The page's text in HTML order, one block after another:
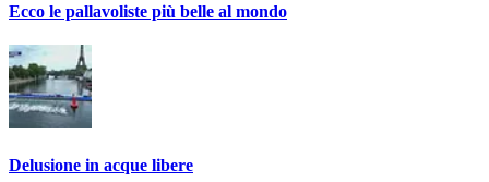
Ecco le pallavoliste più belle al mondo
Delusione in acque libere